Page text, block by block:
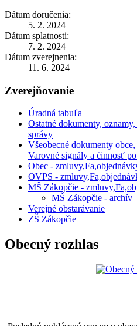
Dátum doručenia:
5. 2. 2024
Dátum splatnosti:
7. 2. 2024
Dátum zverejnenia:
11. 6. 2024
Zverejňovanie
Úradná tabuľa
Ostatné dokumenty,
správy
Všeobecné dokumenty
Varovné signály a činnosť
Obec -
OVPS -
MŠ Zákopčie -
MŠ Zákopčie - archív
Verejné obstarávanie
ZŠ Zákopčie
Obecný rozhlas